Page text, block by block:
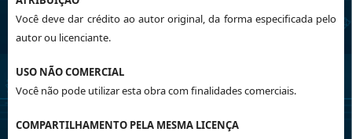
Você deve dar crédito ao autor original, da forma especificada pelo
autor ou licenciante.
USO NÃO COMERCIAL
Você não pode utilizar esta obra com finalidades comerciais.
COMPARTILHAMENTO PELA MESMA LICENÇA